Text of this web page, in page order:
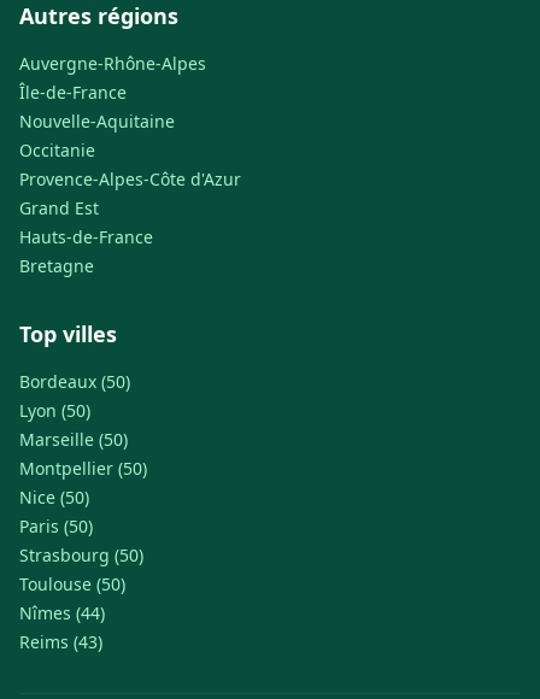
Autres régions
Auvergne-Rhône-Alpes
Île-de-France
Nouvelle-Aquitaine
Occitanie
Provence-Alpes-Côte d'Azur
Grand Est
Hauts-de-France
Bretagne
Top villes
Bordeaux (50)
Lyon (50)
Marseille (50)
Montpellier (50)
Nice (50)
Paris (50)
Strasbourg (50)
Toulouse (50)
Nîmes (44)
Reims (43)